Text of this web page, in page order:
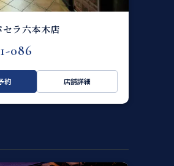
セラ六本木店
086
約 店舗詳細